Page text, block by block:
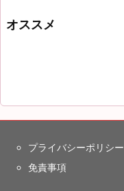
オススメ
プライバシーポリシー
免責事項